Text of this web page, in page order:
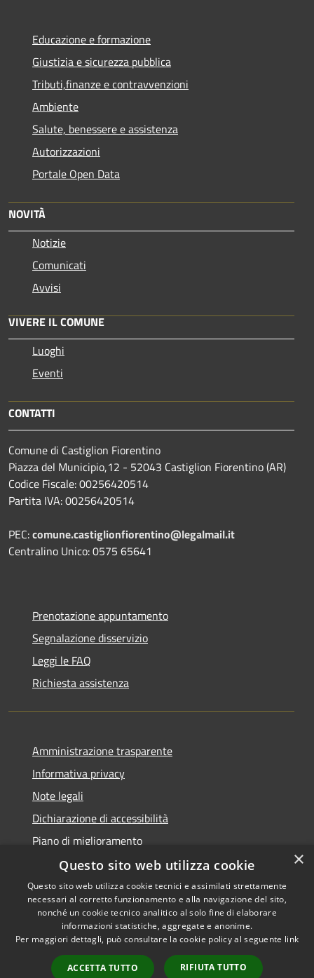
Educazione e formazione
Giustizia e sicurezza pubblica
Tributi,finanze e contravvenzioni
Ambiente
Salute, benessere e assistenza
Autorizzazioni
Portale Open Data
NOVITÀ
Notizie
Comunicati
Avvisi
VIVERE IL COMUNE
Luoghi
Eventi
CONTATTI
Comune di Castiglion Fiorentino
Piazza del Municipio,12 - 52043 Castiglion Fiorentino (AR)
Codice Fiscale: 00256420514
Partita IVA: 00256420514
PEC:comune.castiglionfiorentino@legalmail.it
Centralino Unico: 0575 65641
Prenotazione appuntamento
Segnalazione disservizio
Leggi le FAQ
Richiesta assistenza
Amministrazione trasparente
Informativa privacy
Note legali
Dichiarazione di accessibilità
Piano di miglioramento
Accessibilità
Privacy
Copyright © 2026 • Comune di
Castiglion Fiorentino •
Powered byMunicipium •
Accesso redazione
×
Questo sito web utilizza cookie
Questo sito web utilizza cookie tecnici e assimilati strettamente
necessari al corretto funzionamento e alla navigazione del sito,
nonché un cookie tecnico analitico al solo fine di elaborare
informazioni statistiche, aggregate e anonime.
Per maggiori dettagli, può consultare la cookie policy al seguente link
ACCETTA TUTTO RIFIUTA TUTTO